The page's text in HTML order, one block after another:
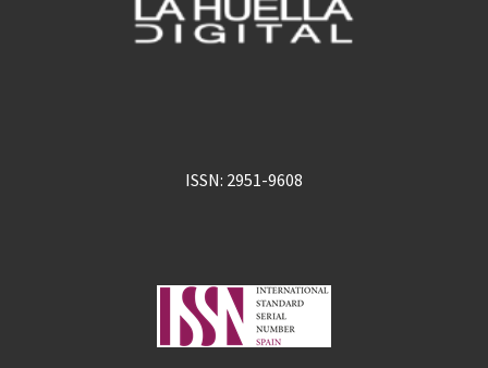
ISSN: 2951-9608